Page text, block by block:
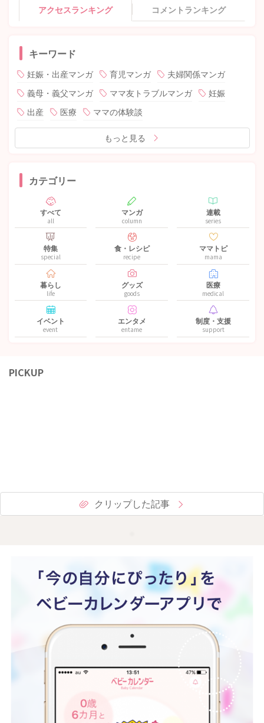
アクセスランキング コメントランキング
キーワード
妊娠・出産マンガ 育児マンガ
夫婦関係マンガ
義母・義父マンガ
ママ友トラブルマンガ
妊娠
出産
医療 ママの体験談
もっと見る
カテゴリー
すべて
all
マンガ
column
連載
series
特集
special
食・レシピ
recipe
ママトピ
mama
暮らし
life
グッズ
goods
医療
medical
イベント
event
エンタメ
entame
制度・支援
support
PICKUP
クリップした記事